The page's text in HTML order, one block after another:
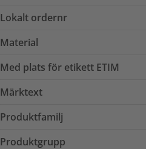
Lokalt ordernr
Material
Med plats för etikett ETIM
Märktext
Produktfamilj
Produktgrupp